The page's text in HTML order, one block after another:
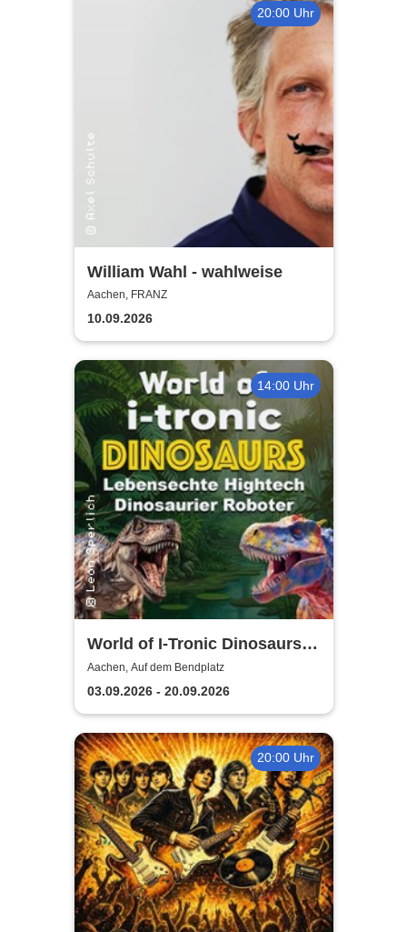
20:00 Uhr
William Wahl - wahlweise
Aachen, FRANZ
10.09.2026
14:00 Uhr
World of I-Tronic Dinosaurs -
Aachen
Aachen, Auf dem Bendplatz
03.09.2026 - 20.09.2026
20:00 Uhr